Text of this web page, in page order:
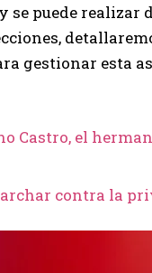
se puede realizar
gestionar esta
Castro, el
contra la